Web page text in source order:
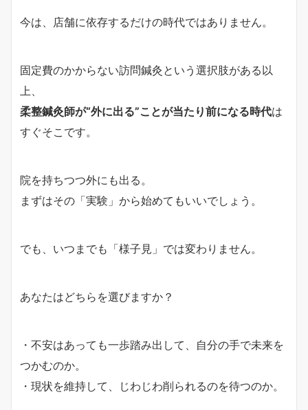
今は、店舗に依存するだけの時代ではありません。
固定費のかからない訪問鍼灸という選択肢がある以
上、
柔整鍼灸師が“外に出る”ことが当たり前になる時代は
すぐそこです。
院を持ちつつ外にも出る。
まずはその「実験」から始めてもいいでしょう。
でも、いつまでも「様子見」では変わりません。
あなたはどちらを選びますか？
・不安はあっても一歩踏み出して、自分の手で未来を
つかむのか。
・現状を維持して、じわじわ削られるのを待つのか。